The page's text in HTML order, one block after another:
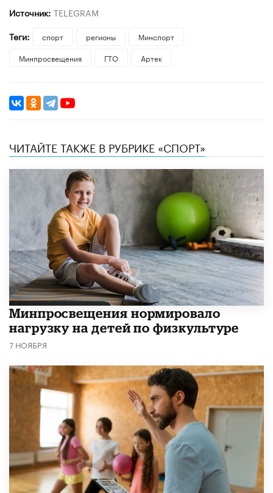
Источник: TELEGRAM
Теги:
спорт регионы
Минспорт
Минпросвещения
ГТО Артек
ЧИТАЙТЕ ТАКЖЕ В РУБРИКЕ «СПОРТ»
Минпросвещения нормировало
нагрузку на детей по физкультуре
7 НОЯБРЯ